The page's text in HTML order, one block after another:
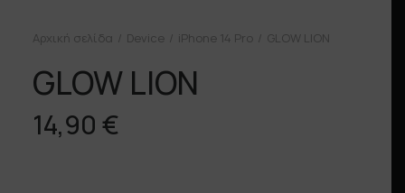
Αρχική σελίδα Device iPhone 14 Pro GLOW LION
GLOW LION
14,90 €